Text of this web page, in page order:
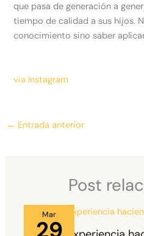
que pasa de generación a
tiempo de calidad a sus hijos.
conocimiento sino saber
via Instagram
← Entrada anterior
Post
Mar
29